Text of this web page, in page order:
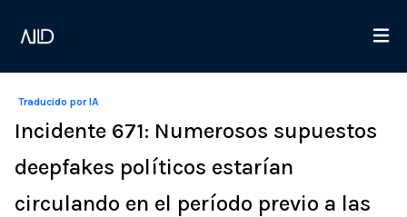
Traducido por IA
Incidente 671: Numerosos supuestos
deepfakes políticos estarían
circulando en el período previo a las